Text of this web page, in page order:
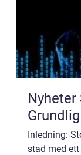
Inledning:
stad med